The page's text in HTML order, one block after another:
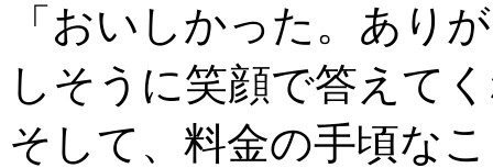
「おいしかった。あり
しそうに笑顔で答えて
そして、料金の手頃な